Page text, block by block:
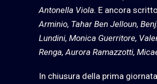
Antonella Viola. E ancora
Arminio, Tahar Ben Jelloun,
Lundini, Monica Guerritore,
Renga, Aurora Ramazzotti,
In chiusura della prima